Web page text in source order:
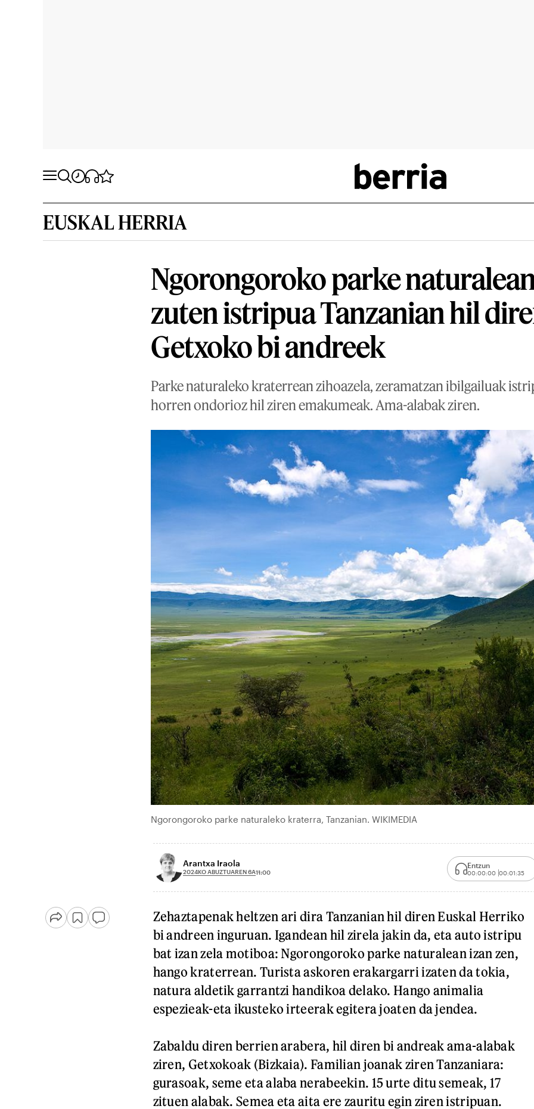
EUSKAL HERRIA
Ngorongoroko parke
zuten istripua Tanzanian hil
Getxoko bi andreek
Parke naturaleko kraterrean zihoazela, zeramatzan ibilgailuak
horren ondorioz hil ziren emakumeak. Ama-alabak ziren.
Ngorongoroko parke naturaleko kraterra, Tanzanian. WIKIMEDIA
Arantxa Iraola
2024KO ABUZTUAREN 6A11:00
Entzun
00:00:00 00:01:35
Zehaztapenak heltzen ari dira Tanzanian hil diren Euskal Herriko
bi andreen inguruan. Igandean hil zirela jakin da, eta auto istripu
bat izan zela motiboa: Ngorongoroko parke naturalean izan zen,
hango kraterrean. Turista askoren erakargarri izaten da tokia,
natura aldetik garrantzi handikoa delako. Hango animalia
espezieak-eta ikusteko irteerak egitera joaten da jendea.
Zabaldu diren berrien arabera, hil diren bi andreak ama-alabak
ziren, Getxokoak (Bizkaia). Familian joanak ziren Tanzaniara:
gurasoak, seme eta alaba nerabeekin. 15 urte ditu semeak, 17
zituen alabak. Semea eta aita ere zauritu egin ziren istripuan.